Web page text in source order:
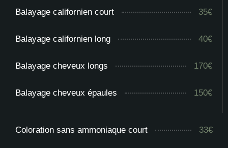
Balayage californien court 35€
Balayage californien long 40€
Balayage cheveux longs 170€
Balayage cheveux épaules 150€
Coloration sans ammoniaque court 33€